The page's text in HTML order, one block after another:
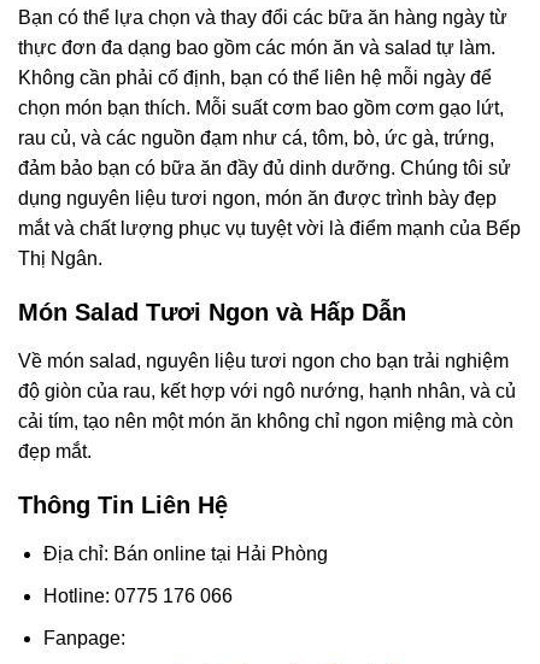
Bạn có thể lựa chọn và thay đổi các bữa ăn hàng ngày từ
thực đơn đa dạng bao gồm các món ăn và salad tự làm.
Không cần phải cố định, bạn có thể liên hệ mỗi ngày để
chọn món bạn thích. Mỗi suất cơm bao gồm cơm gạo lứt,
rau củ, và các nguồn đạm như cá, tôm, bò, ức gà, trứng,
đảm bảo bạn có bữa ăn đầy đủ dinh dưỡng. Chúng tôi sử
dụng nguyên liệu tươi ngon, món ăn được trình bày đẹp
mắt và chất lượng phục vụ tuyệt vời là điểm mạnh của Bếp
Thị Ngân.
Món Salad Tươi Ngon và Hấp Dẫn
Về món salad, nguyên liệu tươi ngon cho bạn trải nghiệm
độ giòn của rau, kết hợp với ngô nướng, hạnh nhân, và củ
cải tím, tạo nên một món ăn không chỉ ngon miệng mà còn
đẹp mắt.
Thông Tin Liên Hệ
Địa chỉ: Bán online tại Hải Phòng
Hotline: 0775 176 066
Fanpage: